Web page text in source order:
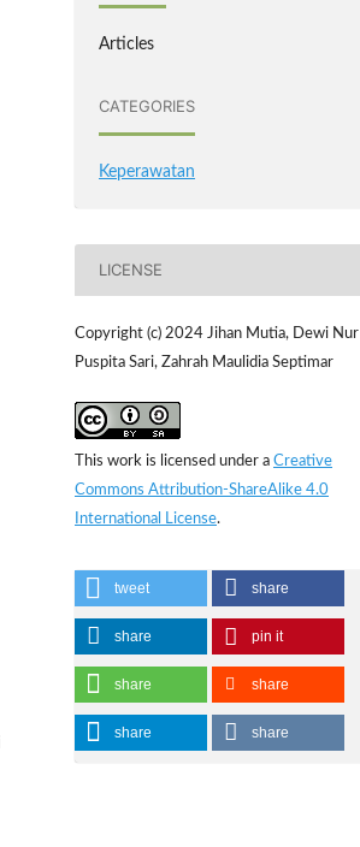
Articles
CATEGORIES
Keperawatan
LICENSE
Copyright (c) 2024 Jihan Mutia, Dewi Nur
Puspita Sari, Zahrah Maulidia Septimar
This work is licensed under a Creative
Commons Attribution-ShareAlike 4.0
International License.
tweet share
share pin it
share share
share share